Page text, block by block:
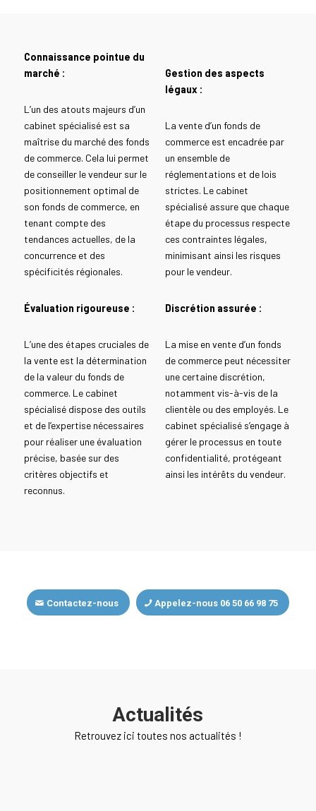
Connaissance pointue du
marché :
L’un des atouts majeurs d’un
cabinet spécialisé est sa
maîtrise du marché des fonds
de commerce. Cela lui permet
de conseiller le vendeur sur le
positionnement optimal de
son fonds de commerce, en
tenant compte des
tendances actuelles, de la
concurrence et des
spécificités régionales.
Évaluation rigoureuse :
L’une des étapes cruciales de
la vente est la détermination
de la valeur du fonds de
commerce. Le cabinet
spécialisé dispose des outils
et de l’expertise nécessaires
pour réaliser une évaluation
précise, basée sur des
critères objectifs et
reconnus.
Gestion des aspects
légaux :
La vente d’un fonds de
commerce est encadrée par
un ensemble de
réglementations et de lois
strictes. Le cabinet
spécialisé assure que chaque
étape du processus respecte
ces contraintes légales,
minimisant ainsi les risques
pour le vendeur.
Discrétion assurée :
La mise en vente d’un fonds
de commerce peut nécessiter
une certaine discrétion,
notamment vis-à-vis de la
clientèle ou des employés. Le
cabinet spécialisé s’engage à
gérer le processus en toute
confidentialité, protégeant
ainsi les intérêts du vendeur.
Contactez-nous Appelez-nous 06 50 66 98 75
Actualités
Retrouvez ici toutes nos actualités !